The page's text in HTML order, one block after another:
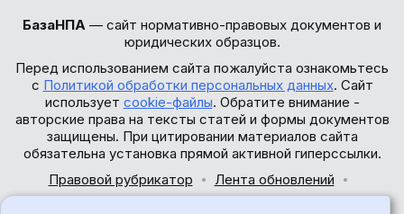
БазаНПА — сайт нормативно-правовых документов и
юридических образцов.
Перед использованием сайта пожалуйста ознакомьтесь
с Политикой обработки персональных данных. Сайт
использует cookie-файлы. Обратите внимание -
авторские права на тексты статей и формы документов
защищены. При цитировании материалов сайта
обязательна установка прямой активной гиперссылки.
Правовой рубрикатор
Лента обновлений